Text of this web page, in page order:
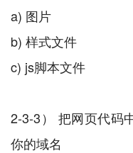
a) 图片
b) 样式文件
c) js脚本文件
2-3-3） 把网页代码
你的域名